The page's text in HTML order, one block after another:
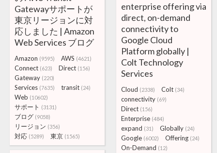
Gatewayサポートが
東京リージョンに対
応しました | Amazon
Web Services ブログ
Amazon (9595) AWS (4621)
Connect (623) Direct (156)
Gateway (220)
Services (7635) transit (24)
Web (10602)
サポート (3131)
ブログ (9058)
リージョン (356)
対応 (5289) 東京 (1565)
enterprise offering via
direct, on-demand
connectivity to
Google Cloud
Platform globally |
Colt Technology
Services
Cloud (2338) Colt (34)
connectivity (69)
Direct (156)
Enterprise (484)
expand (31) Globally (24)
Google (6002) Offering (24)
On-Demand (12)